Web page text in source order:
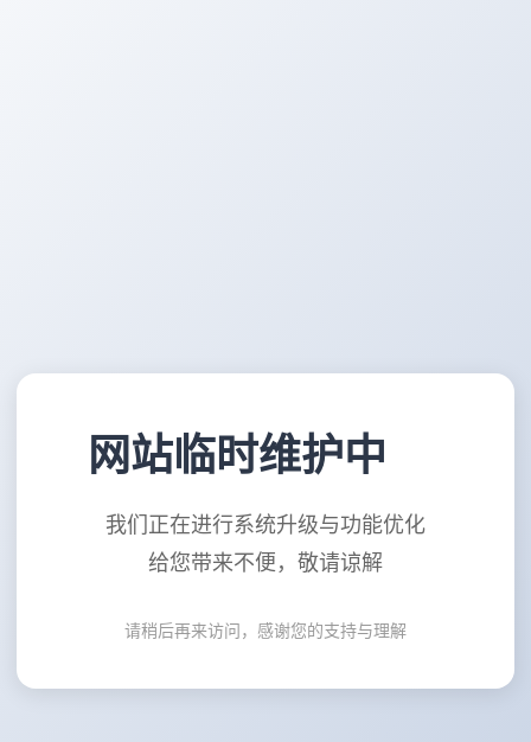
网站临时维护中
我们正在进行系统升级与功能优化
给您带来不便，敬请谅解
请稍后再来访问，感谢您的支持与理解